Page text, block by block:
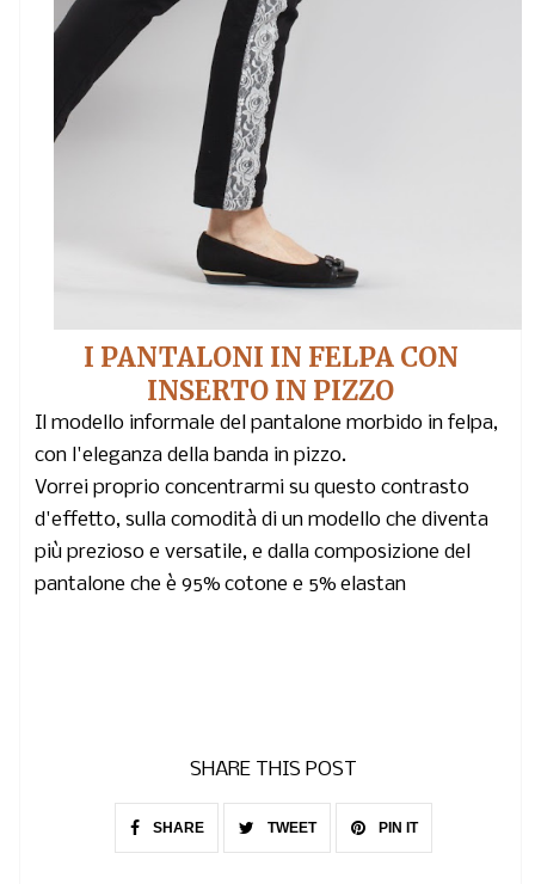
I PANTALONI IN FELPA CON
INSERTO IN PIZZO
Il modello informale del pantalone morbido in felpa,
con l'eleganza della banda in pizzo.
Vorrei proprio concentrarmi su questo contrasto
d'effetto, sulla comodità di un modello che diventa
più prezioso e versatile, e dalla composizione del
pantalone che è 95% cotone e 5% elastan
SHARE THIS POST
SHARE TWEET PIN IT